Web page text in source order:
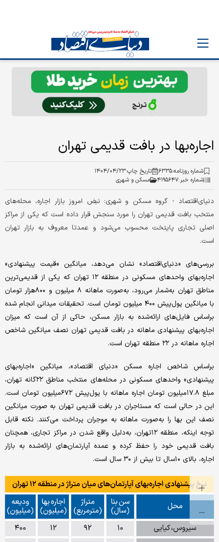
اجاره‌‌‌بها در بافت قدیمی تهران
شماره روزنامه:۶۳۳۵ تاریخ چاپ:۱۴۰۴/۰۴/۲۳
شماره خبر:۴۱۹۵۶۴۷ مسکن و شهری
دنیای‌اقتصاد - گروه مسکن و شهری: نبض امروز بازار اجاره، محله‌‌‌های
منتخب بافت قدیمی تهران را مورد سنجش قرار داده است که یکی از مراکز
اصلی تجاری پایتخت محسوب می‌شود و عمدتا معروف به بازار تهران
است.
بررسی‌‌‌های «دنیای‌اقتصاد» نشان می‌دهد، میانگین «قیمت پیشنهادی»
اجاره‌‌‌بهای واحدهای مسکونی در منطقه ۱۲ تهران که یکی از قدیمی‌‌‌ترین
مناطق تهران به‌‌‌شمار می‌‌‌رود، به‌‌‌صورت ماهانه ۸ میلیون و ۸۰۰هزار تومان
با میانگین پول‌پیش ۴۰۰ میلیون تومان است. تحقیقات میدانی انجام شده
براساس فایل‌‌‌های ارائه‌شده به بازار مسکن، حاکی از آن است که میزان
اجاره‌‌‌بهای پیشنهادی ماهانه در بافت قدیمی تهران نصف میانگین شاخص
اجاره ماهانه در ۲۲ منطقه تهران است.
براساس شاخص اجاره مسکن «دنیای اقتصاد»، میانگین «اجاره‌‌‌بهای
پیشنهادی» واحدهای مسکونی در محله‌‌‌های منتخب مناطق ۲۲گانه تهران،
مبلغ ۱۷.۸میلیون تومان اجاره ماهانه با پول‌پیش ۶۷۲میلیون تومان است.
این در حالی است که مستاجران در بافت قدیمی تهران به صورت میانگین
نصف این بها را به‌‌‌صورت ماهانه به موجران پرداخت می‌‌‌کنند. نکته قابل
توجه اینکه، منطقه ۱۲تهران، به‌‌‌دلیل واقع شدن در مراکز تجاری، همچنان
بافت قدیمی خود را حفظ کرده و عمده آپارتمان‌‌‌های ارائه‌شده به بازار
اجاره، بالای ۱۰سال تا بیش از ۳۰ سال است.